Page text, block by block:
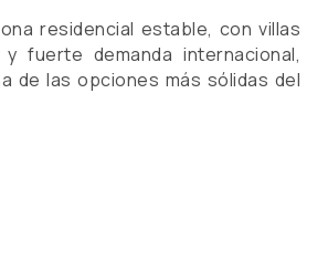
residencial estable, con villas
fuerte demanda internacional,
de las opciones más sólidas del